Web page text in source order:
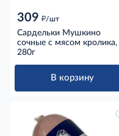
309 д/шт
Сардельки Мушкино
сочные с мясом кролика,
280г
В корзину